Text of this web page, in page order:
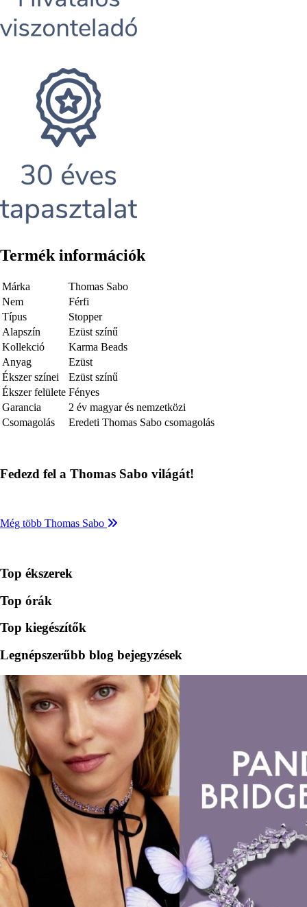
Termék információk
Márka
Thomas Sabo
Nem
Férfi
Típus
Stopper
Alapszín
Ezüst színű
Kollekció
Karma Beads
Anyag
Ezüst
Ékszer színei
Ezüst színű
Ékszer felülete Fényes
Garancia
2 év magyar és nemzetközi
Csomagolás
Eredeti Thomas Sabo csomagolás
Fedezd fel a Thomas Sabo világát!
Még több Thomas Sabo
Top ékszerek
Top órák
Top kiegészítők
Legnépszerűbb blog bejegyzések